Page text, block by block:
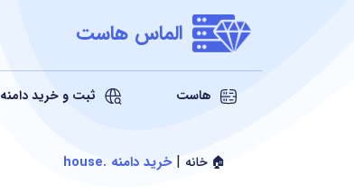
الماس هاست
هاست ثبت و خرید دامنه
🏠 خانه |خرید دامنه .house